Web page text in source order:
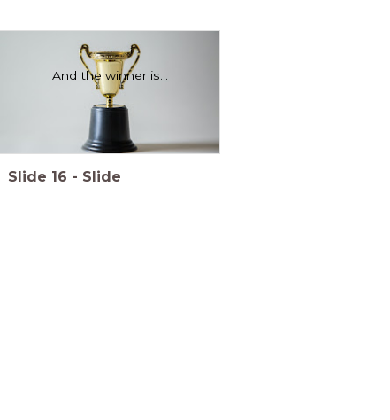
And the winner is...
Slide 16 - Slide